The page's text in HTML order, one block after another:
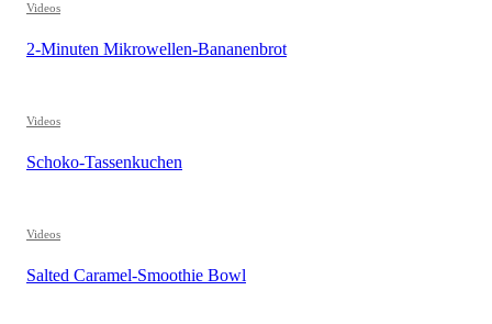
Videos
2-Minuten Mikrowellen-Bananenbrot
Videos
Schoko-Tassenkuchen
Videos
Salted Caramel-Smoothie Bowl